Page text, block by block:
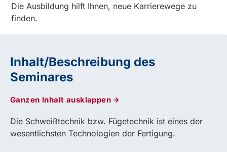
Die Ausbildung hilft Ihnen, neue Karrierewege zu
finden.
Inhalt/Beschreibung des
Seminares
Ganzen Inhalt ausklappen
Die Schweißtechnik bzw. Fügetechnik ist eines der
wesentlichsten Technologien der Fertigung.